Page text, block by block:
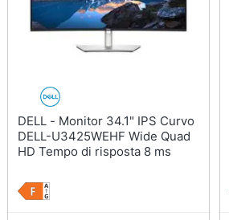
DELL - Monitor 34.1" IPS Curvo
DELL-U3425WEHF Wide Quad
HD Tempo di risposta 8 ms